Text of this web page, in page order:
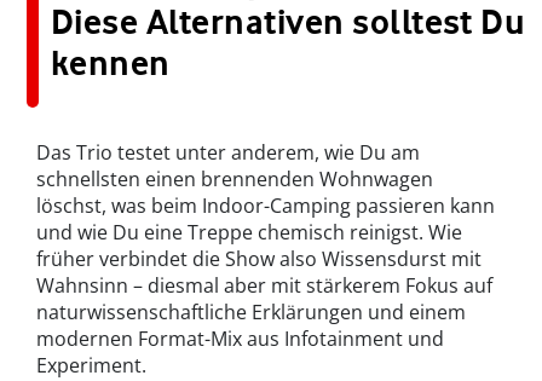
Diese Alternativen solltest Du
kennen
Das Trio testet unter anderem, wie Du am
schnellsten einen brennenden Wohnwagen
löschst, was beim Indoor-Camping passieren kann
und wie Du eine Treppe chemisch reinigst. Wie
früher verbindet die Show also Wissensdurst mit
Wahnsinn – diesmal aber mit stärkerem Fokus auf
naturwissenschaftliche Erklärungen und einem
modernen Format-Mix aus Infotainment und
Experiment.